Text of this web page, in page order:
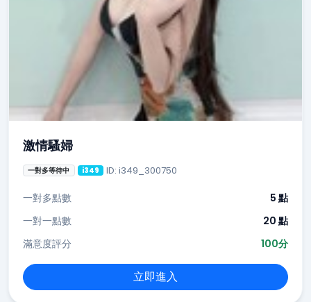
激情騷婦
一對多等待中 i349 ID: i349_300750
一對多點數
5 點
一對一點數
20 點
滿意度評分
100分
立即進入